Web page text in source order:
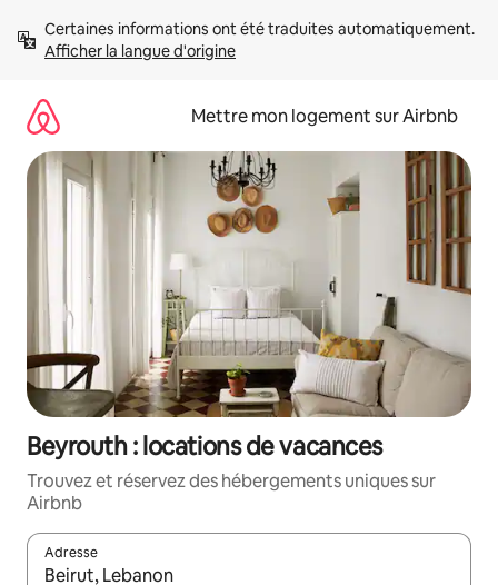
directement
Afficher la langue d'origine
Mettre mon logement sur Airbnb
Beyrouth : locations de vacances
Trouvez et réservez des hébergements uniques sur
Airbnb
Adresse
Lorsque les résultats s'affichent, utilisez les flèches vers le